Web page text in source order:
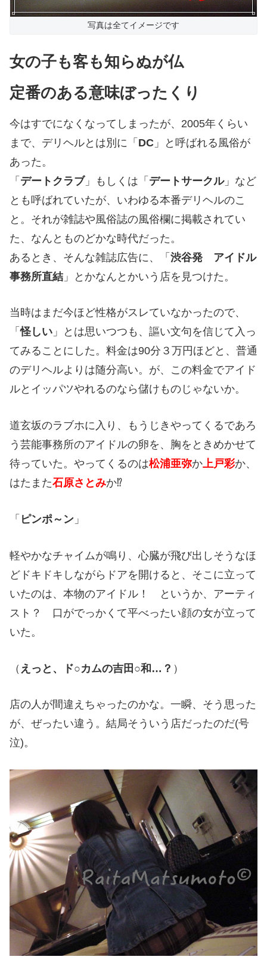
写真は全てイメージです
女の子も客も知らぬが仏
定番のある意味ぼったくり
今はすでになくなってしまったが、2005年くらい
まで、デリヘルとは別に「 DC 」と呼ばれる風俗が
あった。
「 デートクラブ」もしくは「 デートサークル」など
とも呼ばれていたが、いわゆる本番デリヘルのこ
と。それが雑誌や風俗誌の風俗欄に掲載されてい
た、なんとものどかな時代だった。
あるとき、そんな雑誌広告に、「 渋谷発 アイドル
事務所直結 」とかなんとかいう店を見つけた。
当時はまだ今ほど性格がスレていなかったので、
「怪しい 」とは思いつつも、謳い文句を信じて入っ
てみることにした。料金は90分３万円ほどと、普通
のデリヘルよりは随分高い。が、この料金でアイド
ルとイッパツやれるのなら儲けものじゃないか。
道玄坂のラブホに入り、もうじきやってくるであろ
う芸能事務所のアイドルの卵を、胸をときめかせて
待っていた。やってくるのは松浦亜弥か上戸彩か、
はたまた石原さとみか⁉︎
「 ピンポ～ン 」
軽やかなチャイムが鳴り、心臓が飛び出しそうなほ
どドキドキしながらドアを開けると、そこに立って
いたのは、本物のアイドル！ というか、アーティ
スト？ 口がでっかくて平べったい顔の女が立って
いた。
（ えっと、ド○カムの吉田○和…？ ）
店の人が間違えちゃったのかな。一瞬、そう思った
が、ぜったい違う。結局そういう店だったのだ(号
泣)。